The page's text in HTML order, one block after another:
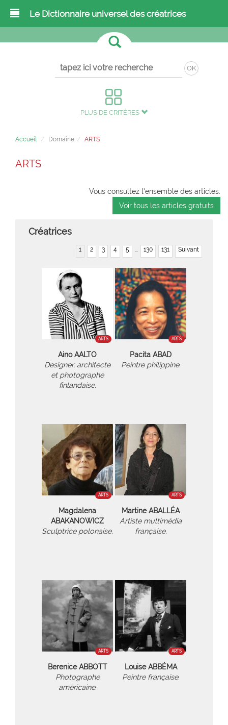
Le Dictionnaire universel des créatrices
OK
PLUS DE CRITÈRES
Accueil Domaine ARTS
ARTS
Vous consultez l'ensemble des articles.
Voir tous les articles gratuits
Créatrices
1 2 3 4 5 ... 130 131 Suivant
ARTS
Aino AALTO
Designer, architecte
et photographe
finlandaise.
ARTS
Pacita ABAD
Peintre philippine.
ARTS
Magdalena
ABAKANOWICZ
Sculptrice polonaise.
ARTS
Martine ABALLÉA
Artiste multimédia
française.
ARTS
Berenice ABBOTT
Photographe
américaine.
ARTS
Louise ABBÉMA
Peintre française.